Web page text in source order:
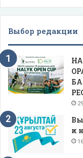
Выбор редакции
и